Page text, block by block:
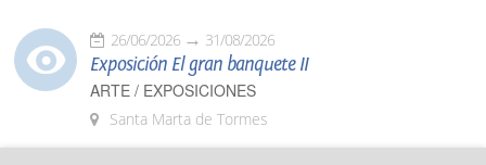
26/06/2026 31/08/2026
Exposición El gran banquete II
ARTE / EXPOSICIONES
Santa Marta de Tormes